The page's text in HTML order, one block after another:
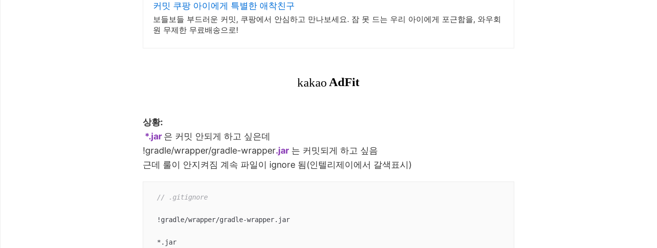
커밋 쿠팡 아이에게 특별한 애착친구
보들보들 부드러운 커밋, 쿠팡에서 안심하고 만나보세요. 잠 못 드는 우리 아이에게 포근함을, 와우회
원 무제한 무료배송으로!
상황:
*.jar 은 커밋 안되게 하고 싶은데
!gradle/wrapper/gradle-wrapper.jar 는 커밋되게 하고 싶음
근데 룰이 안지켜짐 계속 파일이 ignore 됨(인텔리제이에서 갈색표시)
// .gitignore
*.jar